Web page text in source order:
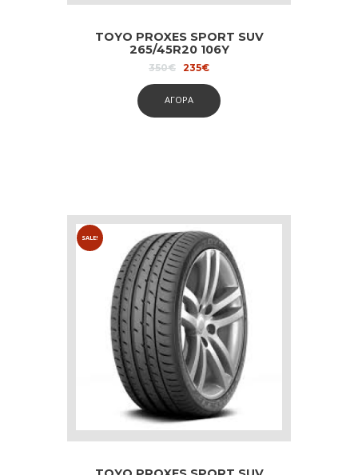
TOYO PROXES SPORT SUV
265/45R20 106Y
350€ Original
350€.
235€Current
is:
235€.
ΑΓΟΡΑ
SALE!